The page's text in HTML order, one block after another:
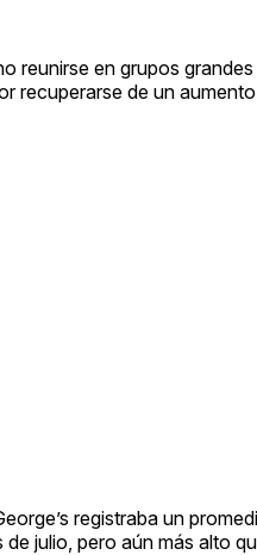
reunirse en grupos
recuperarse de un
registraba un
julio, pero aún más alto